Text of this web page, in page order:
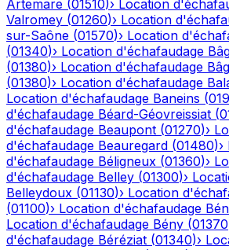
Artemare (01510)› Location
Valromey (01260)› Location
sur-Saône (01570)› Location
(01340)› Location d'échafaudage
(01380)› Location d'échafaudage
(01380)› Location d'échafaudage
Location d'échafaudage Baneins (
d'échafaudage Béard-Géovreissiat (
d'échafaudage Beaupont (01270)›
d'échafaudage Beauregard (01480)›
d'échafaudage Béligneux (01360)›
d'échafaudage Belley (01300)›
Belleydoux (01130)› Location
(01100)› Location d'échafaudage
Location d'échafaudage Bény (01370
d'échafaudage Béréziat (01340)›